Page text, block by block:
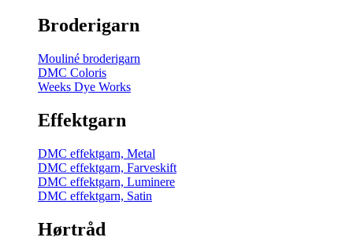
Broderigarn
Mouliné broderigarn
DMC Coloris
Weeks Dye Works
Effektgarn
DMC effektgarn, Metal
DMC effektgarn, Farveskift
DMC effektgarn, Luminere
DMC effektgarn, Satin
Hørtråd